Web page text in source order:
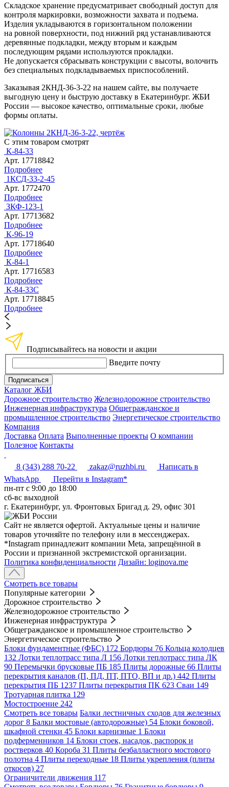
Складское хранение предусматривает свободный доступ для
контроля маркировки, возможности захвата и подъема.
Изделия укладываются в горизонтальном положении
на ровной поверхности, под нижний ряд устанавливаются
деревянные подкладки, между вторым и каждым
последующим рядами используются прокладки.
Не допускается сбрасывать конструкции с высоты, волочить
без специальных подкладываемых приспособлений.
Заказывая 2КНД-36-3-22 на нашем сайте, вы получаете
выгодную цену и быструю доставку в Екатеринбург. ЖБИ
России — высокое качество, оптимальные сроки, любые
формы оплаты.
С этим товаром смотрят
К-84-33
Арт. 17718842
Подробнее
1КСД-33-2-45
Арт. 1772470
Подробнее
ЗКФ-123-1
Арт. 17713682
Подробнее
К-96-19
Арт. 17718640
Подробнее
К-84-1
Арт. 17716583
Подробнее
К-84-33C
Арт. 17718845
Подробнее
Подписывайтесь на новости и акции
Введите почту
Подписаться
Каталог ЖБИ
Дорожное строительство Железнодорожное строительство
Инженерная инфраструктура Общегражданское и
промышленное строительство Энергетическое строительство
Компания
Доставка Оплата Выполненные проекты О компании
Полезное Контакты
8 (343) 288 70-22 zakaz@ruzhbi.ru
Написать в
WhatsApp
Перейти в Instagram*
пн-пт c 9:00 до 18:00
сб-вс выходной
г. Екатеринбург, ул. Фронтовых Бригад д. 29, офис 301
Сайт не является офертой. Актуальные цены и наличие
товаров уточняйте по телефону или в мессенджерах.
*Instagram принадлежит компании Meta, запрещённой в
России и признанной экстремистской организации.
Политика конфиденциальности Дизайн: loginova.me
Смотреть все товары
Популярные категории
Дорожное строительство
Железнодорожное строительство
Инженерная инфраструктура
Общегражданское и промышленное строительство
Энергетическое строительство
Блоки фундаментные (ФБС) 172 Бордюры 76 Кольца колодцев
132 Лотки теплотрасс типа Л 156 Лотки теплотрасс типа ЛК
90 Перемычки брусковые ПБ 185 Плиты дорожные 66 Плиты
перекрытия каналов (П, ПД, ПТ, ПТО, ВП и др.) 442 Плиты
перекрытия ПБ 1237 Плиты перекрытия ПК 623 Сваи 149
Тротуарная плитка 129
Мостостроение 242
Смотреть все товары Балки лестничных сходов для железных
дорог 8 Балки мостовые (автодорожные) 54 Блоки боковой,
шкафной стенки 45 Блоки карнизные 1 Блоки
подферменников 14 Блоки стоек, насадок, распорок и
ростверков 40 Короба 31 Плиты безбалластного мостового
полотна 4 Плиты переходные 18 Плиты укрепления (плиты
откосов) 27
Ограничители движения 117